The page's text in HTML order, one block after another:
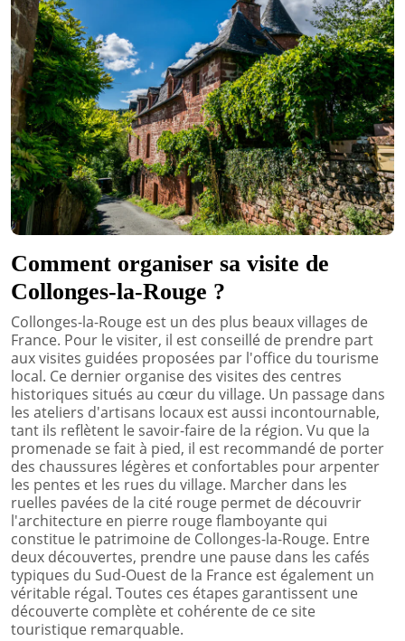
Comment organiser sa visite de
Collonges-la-Rouge ?
Collonges-la-Rouge est un des plus beaux villages de
France. Pour le visiter, il est conseillé de prendre part
aux visites guidées proposées par l'office du tourisme
local. Ce dernier organise des visites des centres
historiques situés au cœur du village. Un passage dans
les ateliers d'artisans locaux est aussi incontournable,
tant ils reflètent le savoir-faire de la région. Vu que la
promenade se fait à pied, il est recommandé de porter
des chaussures légères et confortables pour arpenter
les pentes et les rues du village. Marcher dans les
ruelles pavées de la cité rouge permet de découvrir
l'architecture en pierre rouge flamboyante qui
constitue le patrimoine de Collonges-la-Rouge. Entre
deux découvertes, prendre une pause dans les cafés
typiques du Sud-Ouest de la France est également un
véritable régal. Toutes ces étapes garantissent une
découverte complète et cohérente de ce site
touristique remarquable.